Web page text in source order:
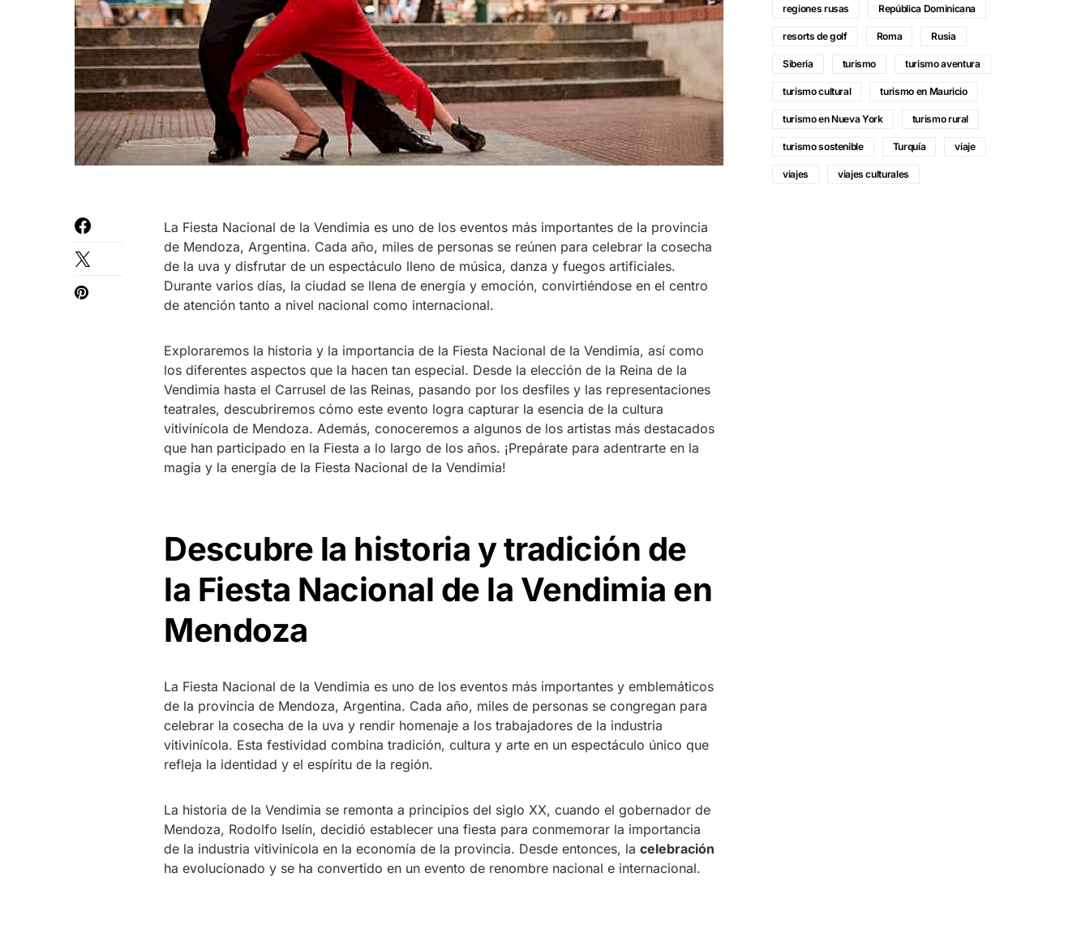
La Fiesta Nacional de la Vendimia es uno de los eventos más importantes de la provincia
de Mendoza, Argentina. Cada año, miles de personas se reúnen para celebrar la cosecha
de la uva y disfrutar de un espectáculo lleno de música, danza y fuegos artificiales.
Durante varios días, la ciudad se llena de energía y emoción, convirtiéndose en el centro
de atención tanto a nivel nacional como internacional.
Exploraremos la historia y la importancia de la Fiesta Nacional de la Vendimia, así como
los diferentes aspectos que la hacen tan especial. Desde la elección de la Reina de la
Vendimia hasta el Carrusel de las Reinas, pasando por los desfiles y las representaciones
teatrales, descubriremos cómo este evento logra capturar la esencia de la cultura
vitivinícola de Mendoza. Además, conoceremos a algunos de los artistas más destacados
que han participado en la Fiesta a lo largo de los años. ¡Prepárate para adentrarte en la
magia y la energía de la Fiesta Nacional de la Vendimia!
Descubre la historia y tradición de
la Fiesta Nacional de la Vendimia en
Mendoza
La Fiesta Nacional de la Vendimia es uno de los eventos más importantes y emblemáticos
de la provincia de Mendoza, Argentina. Cada año, miles de personas se congregan para
celebrar la cosecha de la uva y rendir homenaje a los trabajadores de la industria
vitivinícola. Esta festividad combina tradición, cultura y arte en un espectáculo único que
refleja la identidad y el espíritu de la región.
La historia de la Vendimia se remonta a principios del siglo XX, cuando el gobernador de
Mendoza, Rodolfo Iselín, decidió establecer una fiesta para conmemorar la importancia
de la industria vitivinícola en la economía de la provincia. Desde entonces, la celebración
ha evolucionado y se ha convertido en un evento de renombre nacional e internacional.
regiones rusas República Dominicana
resorts de golf Roma Rusia
Siberia turismo turismo aventura
turismo cultural turismo en Mauricio
turismo en Nueva York turismo rural
turismo sostenible Turquía viaje
viajes viajes culturales